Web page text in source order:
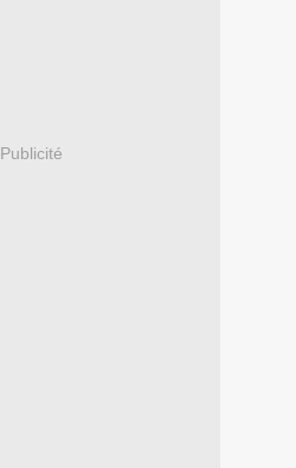
Publicité